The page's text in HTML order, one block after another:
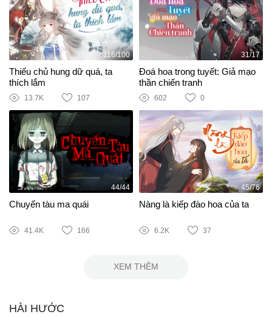
116/100
Thiếu chủ hung dữ quá, ta
thích lắm
13.7K 107
31/17
Đoá hoa trong tuyết: Giả mạo
thần chiến tranh
602 0
44/44
Chuyến tàu ma quái
41.4K 166
45/76
Nàng là kiếp đào hoa của ta
6.2K 37
XEM THÊM
HÀI HƯỚC